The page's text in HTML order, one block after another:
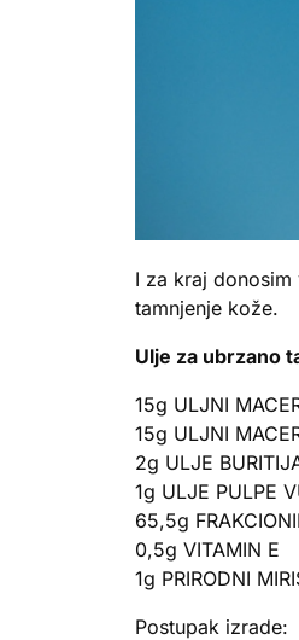
I za kraj
tamnjenje kože.
Ulje za ubrzano
15g ULJNI
15g ULJNI
2g ULJE
1g ULJE PULPE
65,5g
0,5g VITAMIN E
1g PRIRODNI
Postupak izrade: